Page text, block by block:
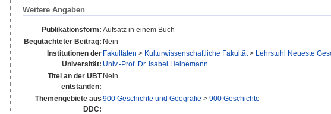
Weitere Angaben
Publikationsform: Aufsatz in einem Buch
Begutachteter Beitrag: Nein
Institutionen der
Universität:
Fakultäten > Kulturwissenschaftliche Fakultät> Lehrstuhl Neueste
Univ.-Prof. Dr. Isabel Heinemann
Titel an der UBT
entstanden:
Nein
Themengebiete aus
DDC:
900 Geschichte und Geografie > 900 Geschichte